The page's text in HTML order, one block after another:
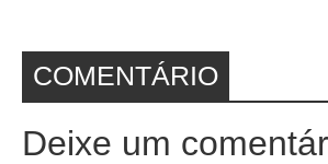
COMENTÁRIO
Deixe um